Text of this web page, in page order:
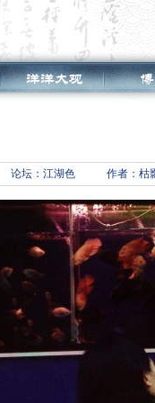
论坛： 江湖色 作者：枯